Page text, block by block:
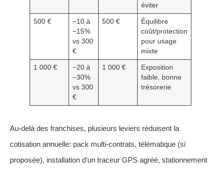
éviter
500 €
−10 à
−15%
vs 300
€
500 €
Équilibre
coût/protection
pour usage
mixte
1 000 €
−20 à
−30%
vs 300
€
1 000 €
Exposition
faible, bonne
trésorerie
Au-delà des franchises, plusieurs leviers réduisent la
cotisation annuelle: pack multi-contrats, télématique (si
proposée), installation d’un traceur GPS agréé, stationnement